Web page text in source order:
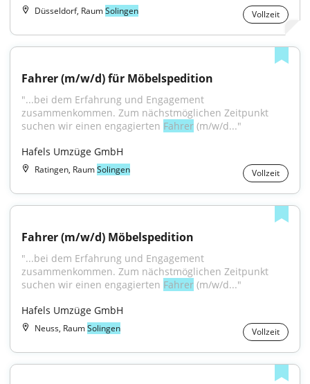
Düsseldorf, RaumSolingen Vollzeit
Fahrer (m/w/d) für Möbelspedition
"...bei dem Erfahrung und Engagement
zusammenkommen. Zum nächstmöglichen Zeitpunkt
suchen wir einen engagierten Fahrer (m/w/d..."
Hafels Umzüge GmbH
Ratingen, RaumSolingen Vollzeit
Fahrer (m/w/d) Möbelspedition
"...bei dem Erfahrung und Engagement
zusammenkommen. Zum nächstmöglichen Zeitpunkt
suchen wir einen engagierten Fahrer (m/w/d..."
Hafels Umzüge GmbH
Neuss, RaumSolingen Vollzeit